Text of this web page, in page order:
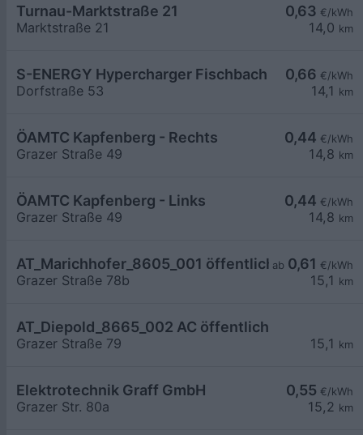
0,63 €/kWh
14,0 km
Turnau-Marktstraße 21
Marktstraße 21
0,66 €/kWh
14,1 km
S-ENERGY Hypercharger Fischbach
Dorfstraße 53
0,44 €/kWh
14,8 km
ÖAMTC Kapfenberg - Rechts
Grazer Straße 49
0,44 €/kWh
14,8 km
ÖAMTC Kapfenberg - Links
Grazer Straße 49
ab 0,61 €/kWh
15,1 km
AT_Marichhofer_8605_001 öffentlich
Grazer Straße 78b
15,1 km
AT_Diepold_8665_002 AC öffentlich
Grazer Straße 79
0,55 €/kWh
15,2 km
Elektrotechnik Graff GmbH
Grazer Str. 80a